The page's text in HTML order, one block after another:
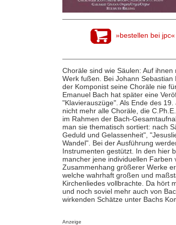
»bestellen bei jpc«
Choräle sind wie Säulen: Auf
Werk fußen. Bei Johann
der Komponist seine Choräle nie
Emanuel Bach hat später eine
"Klavierauszüge". Als Ende des
nicht mehr alle Choräle, die
im Rahmen der Bach-
man sie thematisch sortiert: nach
Geduld und Gelassenheit",
Wandel". Bei der Ausführung
Instrumenten gestützt. In den hier
mancher jene individuellen
Zusammenhang größerer Werke
welche wahrhaft großen und
Kirchenliedes vollbrachte. Da hört
und noch soviel mehr auch von
wirkenden Schätze unter Bachs
Anzeige